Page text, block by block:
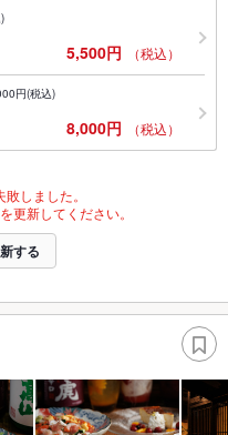
5,500円 （税込）
円(税込)
8,000円 （税込）
しました。
更新してください。
する